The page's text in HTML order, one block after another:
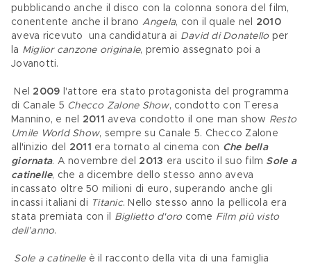
pubblicando anche il disco con la colonna sonora del film,
conentente anche il brano Angela, con il quale nel 2010
aveva ricevuto  una candidatura ai David di Donatello per
la Miglior canzone originale, premio assegnato poi a
Jovanotti.
Nel 2009 l'attore era stato protagonista del programma
di Canale 5 Checco Zalone Show, condotto con Teresa
Mannino, e nel 2011 aveva condotto il one man show Resto
Umile World Show, sempre su Canale 5. Checco Zalone
all'inizio del 2011 era tornato al cinema con Che bella
giornata. A novembre del 2013 era uscito il suo film Sole a
catinelle, che a dicembre dello stesso anno aveva
incassato oltre 50 milioni di euro, superando anche gli
incassi italiani di Titanic. Nello stesso anno la pellicola era
stata premiata con il
Biglietto d'oro come Film più visto
dell’anno.
Sole a catinelle è il racconto della vita di una famiglia